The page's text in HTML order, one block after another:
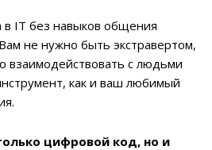
в IT без навыков общения
не нужно быть экстравертом,
взаимодействовать с людьми
как и ваш любимый
цифровой код, но и